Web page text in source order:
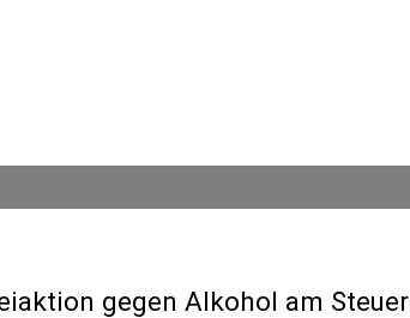
gegen Alkohol am Steuer